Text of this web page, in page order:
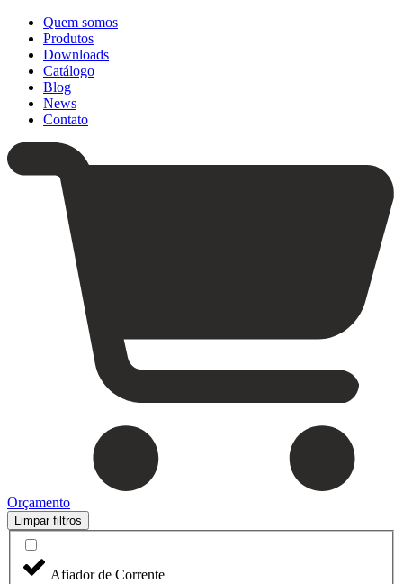
Quem somos
Produtos
Downloads
Catálogo
Blog
News
Contato
Orçamento
Limpar filtros
Afiador de Corrente